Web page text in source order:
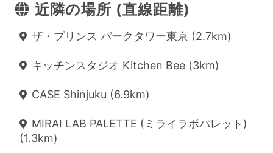
近隣の場所 (直線距離)
ザ・プリンス パークタワー東京 (2.7km)
キッチンスタジオ Kitchen Bee (3km)
CASE Shinjuku (6.9km)
MIRAI LAB PALETTE (ミライラボパレット)
(1.3km)